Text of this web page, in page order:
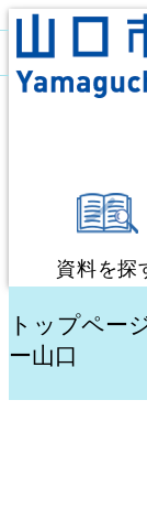
資料を探
トップペー
ー山口